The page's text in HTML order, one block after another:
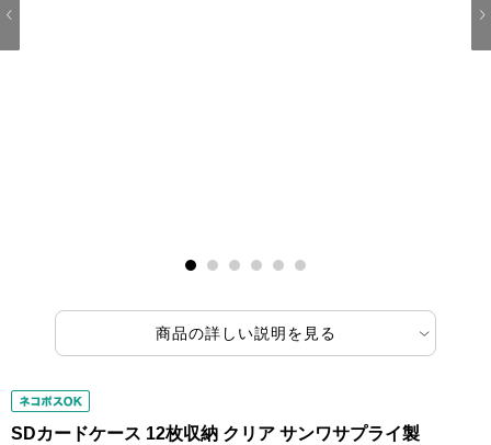
商品の詳しい説明を見る
SDカードケース 12枚収納 クリア サンワサプライ製